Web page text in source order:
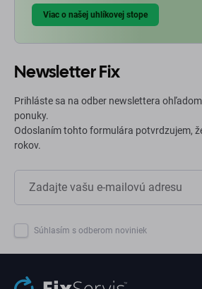
Viac o našej uhlíkovej stope
Newsletter Fix
Prihláste sa na odber newslettera
ponuky.
Odoslaním tohto formulára potvrdzujem,
rokov.
Súhlasím s odberom noviniek